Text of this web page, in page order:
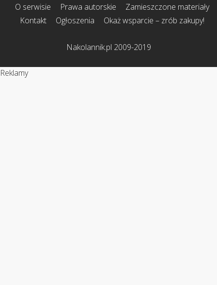
O serwisie Prawa autorskie
Zamieszczone materiały
Kontakt
Ogłoszenia Okaż wsparcie – zrób zakupy!
Nakolannik.pl 2009-2019
Reklamy